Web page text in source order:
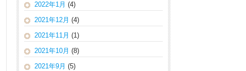
2022年1月 (4)
2021年12月 (4)
2021年11月 (1)
2021年10月 (8)
2021年9月 (5)